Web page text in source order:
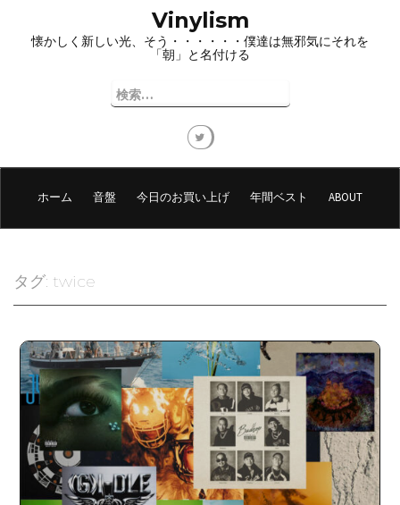
プ
Vinylism
懐かしく新しい光、そう・・・・・・僕達は無邪気にそれを
「朝」と名付ける
検
索:
ホーム 音盤 今日のお買い上げ 年間ベスト ABOUT
タグ: twice